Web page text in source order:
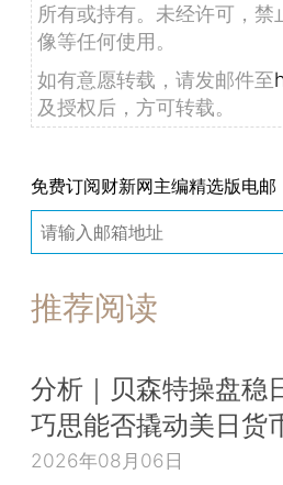
所有或持有。未经许可，
像等任何使用。
如有意愿转载，请发邮件至
及授权后，方可转载。
免费订阅财新网主编精选版电邮
推荐阅读
分析｜贝森特操盘稳
巧思能否撬动美日货
2026年08月06日